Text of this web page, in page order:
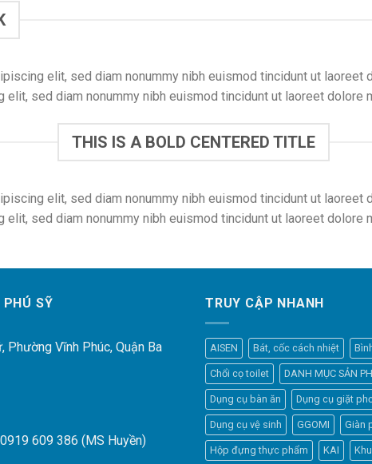
elit, sed diam nonummy nibh euismod tincidunt ut laoreet
sed diam nonummy nibh euismod tincidunt ut laoreet dolore
THIS IS A BOLD CENTERED TITLE
elit, sed diam nonummy nibh euismod tincidunt ut laoreet
sed diam nonummy nibh euismod tincidunt ut laoreet dolore
SỸ
Vĩnh Phúc, Quận Ba
609 386 (MS Huyền)
TRUY CẬP NHANH
AISEN Bát, cốc cách nhiệt
Chổi cọ toilet DANH MỤC SẢN
Dụng cụ bàn ăn Dụng cụ giặt
Dụng cụ vệ sinh GGOMI Giàn
Hộp đựng thực phẩm KAI